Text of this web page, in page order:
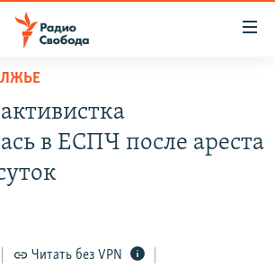
в ЕСПЧ после ареста
Читать без VPN